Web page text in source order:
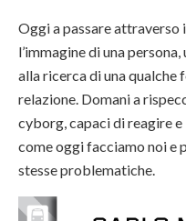
Oggi a passare attraverso
l’immagine di una
alla ricerca di una
relazione. Domani a
cyborg, capaci di reagire
come oggi facciamo noi e
stesse problematiche.